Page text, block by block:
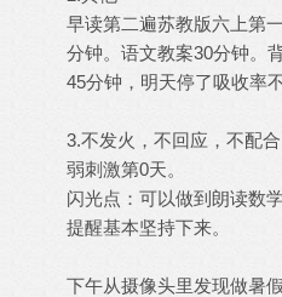
早读第二遍苏教版六上第
分钟。语文教案30分钟。
45分钟，明天停了吸收率不
3.不发火，不回应，不配
弱刺激第0天。
闪光点：可以做到朗读数
提醒基本坚持下来。
下午从摄像头里发现做暑